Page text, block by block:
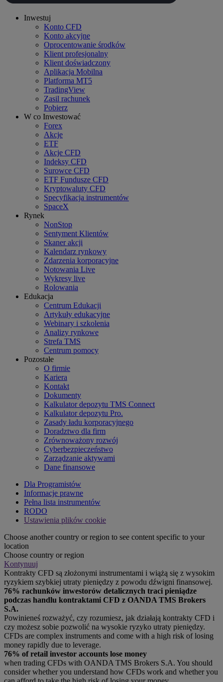
Inwestuj
Konto CFD
Konto akcyjne
Oprocentowanie środków
Klient profesjonalny
Klient doświadczony
Aplikacja Mobilna
Platforma MT5
TradingView
Zasil rachunek
Pobierz
W co Inwestować
Forex
Akcje
ETF
Akcje CFD
Indeksy CFD
Surowce CFD
ETF Fundusze CFD
Kryptowaluty CFD
Specyfikacja instrumentów
SpaceX
Rynek
NonStop
Sentyment Klientów
Skaner akcji
Kalendarz rynkowy
Zdarzenia korporacyjne
Notowania Live
Wykresy live
Rolowania
Edukacja
Centrum Edukacji
Artykuły edukacyjne
Webinary i szkolenia
Analizy rynkowe
Strefa TMS
Centrum pomocy
Pozostałe
O firmie
Kariera
Kontakt
Dokumenty
Kalkulator depozytu TMS Connect
Kalkulator depozytu Pro.
Zasady ładu korporacyjnego
Doradztwo dla firm
Zrównoważony rozwój
Cyberbezpieczeństwo
Zarządzanie aktywami
Dane finansowe
Dla Programistów
Informacje prawne
Pełna lista instrumentów
RODO
Ustawienia plików cookie
Choose another country or region to see content specific to your
location
Choose country or region
Kontynuuj
Kontrakty CFD są złożonymi instrumentami i wiążą się z wysokim
ryzykiem szybkiej utraty pieniędzy z powodu dźwigni finansowej.
76% rachunków inwestorów detalicznych traci pieniądze
podczas handlu kontraktami CFD z OANDA TMS Brokers
S.A.
Powinieneś rozważyć, czy rozumiesz, jak działają kontrakty CFD i
czy możesz sobie pozwolić na wysokie ryzyko utraty pieniędzy.
CFDs are complex instruments and come with a high risk of losing
money rapidly due to leverage.
76% of retail investor accounts lose money
when trading CFDs with OANDA TMS Brokers S.A. You should
consider whether you understand how CFDs work and whether you